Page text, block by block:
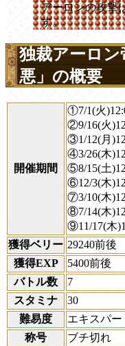
アーロンの攻撃
す。
独裁アーロ
悪」の概要
開催期間
①7/1(火
②9/16(火
③1/12(月
④3/26(木
⑤8/15(土
⑥12/3(木
⑦3/10(木
⑧7/14(木
⑨11/17(木
獲得ベリー 29240前後
獲得EXP
5400前後
バトル数
7
スタミナ
30
難易度
エキスパー
称号
ブチ切れ